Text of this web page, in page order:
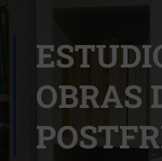
OBRAS